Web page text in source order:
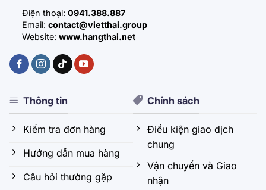
Điện thoại: 0941.388.887
Email: contact@vietthai.group
Website: www.hangthai.net
Thông tin
Kiểm tra đơn hàng
Hướng dẫn mua hàng
Câu hỏi thường gặp
Chính sách
Điều kiện giao dịch
chung
Vận chuyển và Giao
nhận